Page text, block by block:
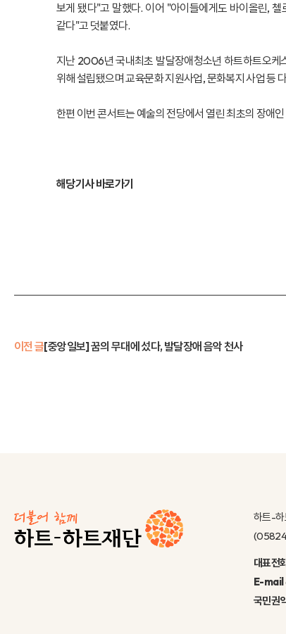
보게 됐다"고 말했다. 이어 "아이들에게도 바이올린,
같다"고 덧붙였다.
지난 2006년 국내최초 발달장애청소년 하트하트오케
위해 설립됐으며 교육·문화 지원사업, 문화복지 사업 등
한편 이번 콘서트는 예술의 전당에서 열린 최초의 장애
해당기사 바로가기
이전 글[중앙일보] 꿈의 무대에 섰다, 발달장애 음악 천사
하트-하
대표전
E-mail
국민권